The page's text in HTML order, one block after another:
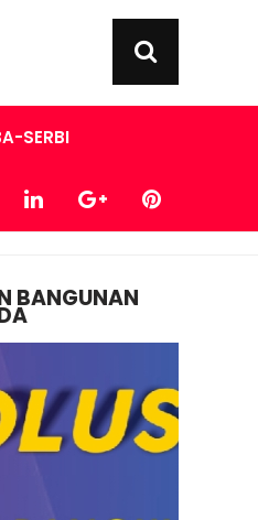
SERBI
BANGUNAN